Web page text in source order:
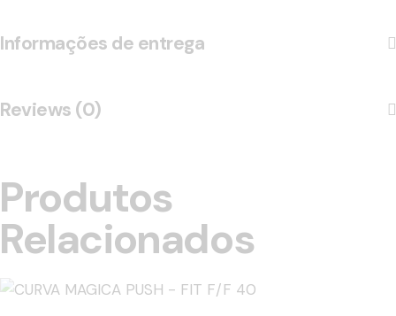
Informações de entrega
Reviews (0)
Produtos
Relacionados